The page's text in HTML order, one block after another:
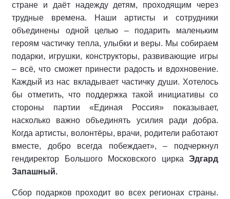
стране и даёт надежду детям, проходящим через
трудные времена. Наши артисты и сотрудники
объединены одной целью – подарить маленьким
героям частичку тепла, улыбки и веры. Мы собираем
подарки, игрушки, конструкторы, развивающие игры
– всё, что сможет принести радость и вдохновение.
Каждый из нас вкладывает частичку души. Хотелось
бы отметить, что поддержка такой инициативы со
стороны партии «Единая Россия» показывает,
насколько важно объединять усилия ради добра.
Когда артисты, волонтёры, врачи, родители работают
вместе, добро всегда побеждает», – подчеркнул
гендиректор Большого Московского цирка Эдгард
Запашный.
Сбор подарков проходит во всех регионах страны.